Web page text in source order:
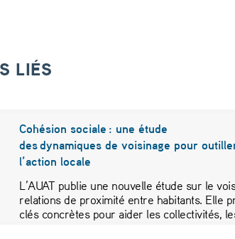
LIÉS
Cohésion sociale : une étude
des dynamiques de voisinage pour
l’action locale
L’AUAT publie une nouvelle étude sur le
relations de proximité entre habitants. Elle
clés concrètes pour aider les collectivités,